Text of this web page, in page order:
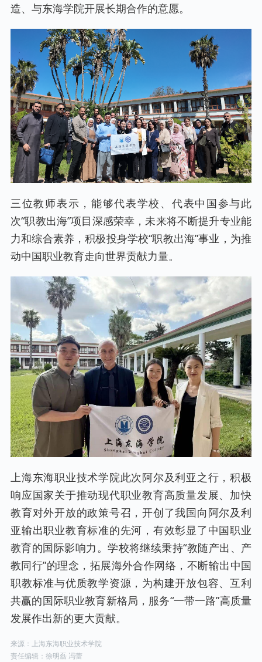
造、与东海学院开展长期合作的意愿。
三位教师表示，能够代表学校、代表中国参与此
次“职教出海”项目深感荣幸，未来将不断提升专业能
力和综合素养，积极投身学校“职教出海”事业，为推
动中国职业教育走向世界贡献力量。
上海东海职业技术学院此次阿尔及利亚之行，积极
响应国家关于推动现代职业教育高质量发展、加快
教育对外开放的政策号召，开创了我国向阿尔及利
亚输出职业教育标准的先河，有效彰显了中国职业
教育的国际影响力。学校将继续秉持“教随产出、产
教同行”的理念，拓展海外合作网络，不断输出中国
职教标准与优质教学资源，为构建开放包容、互利
共赢的国际职业教育新格局，服务“一带一路”高质量
发展作出新的更大贡献。
来源：上海东海职业技术学院
责任编辑：徐明磊 冯蕾